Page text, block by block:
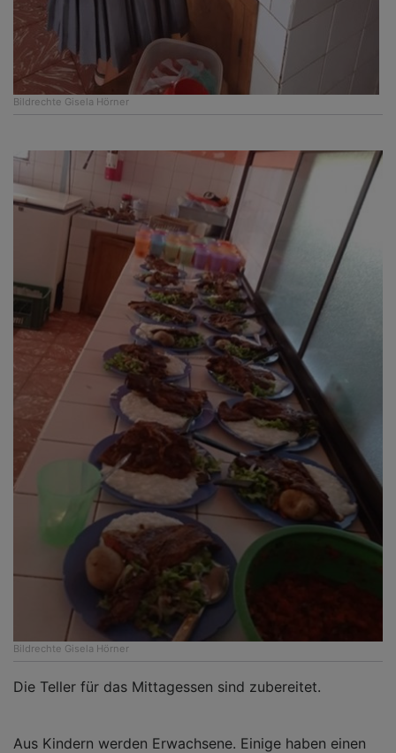
Bildrechte Gisela Hörner
Bildrechte Gisela Hörner
Die Teller für das Mittagessen sind zubereitet.
Aus Kindern werden Erwachsene. Einige haben einen